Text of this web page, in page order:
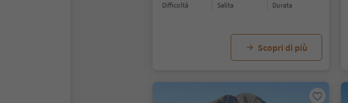
Difficoltà Salita durata
Scopri di più